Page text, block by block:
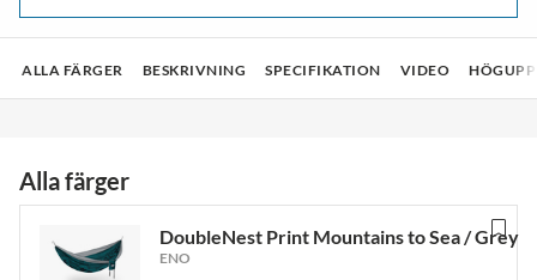
ALLA FÄRGER BESKRIVNING SPECIFIKATION VIDEO
Alla färger
DoubleNest Print Mountains to Sea / Grey
ENO